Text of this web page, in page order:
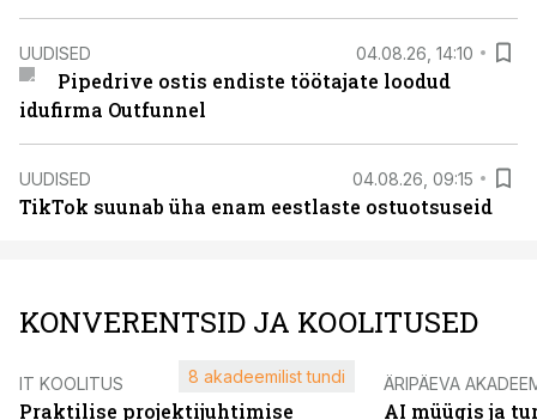
UUDISED 04.08.26, 14:10
Pipedrive ostis endiste töötajate loodud
idufirma Outfunnel
UUDISED 04.08.26, 09:15
TikTok suunab üha enam eestlaste ostuotsuseid
KONVERENTSID JA KOOLITUSED
IT KOOLITUS
Praktilise projektijuhtimise
8 akadeemilist tundi ÄRIPÄEVA
AI müügis ja